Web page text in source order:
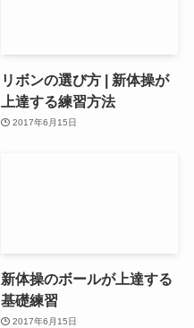
リボンの選び方 | 新体操が
上達する練習方法
2017年6月15日
新体操のボールが上達する
基礎練習
2017年6月15日